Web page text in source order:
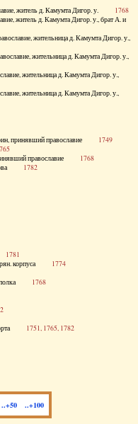
житель д. Камумта Дигор. у. 1768
житель д. Камумта Дигор. у., брат А. и
жительница д. Камумта Дигор. у.,
жительница д. Камумта Дигор. у.,
жительница д. Камумта Дигор. у.,
жительница д. Камумта Дигор. у.,
принявший православие 1749
православие 1768
1782
1781
корпуса 1774
полка 1768
порта 1751, 1765, 1782
..+50 ..+100